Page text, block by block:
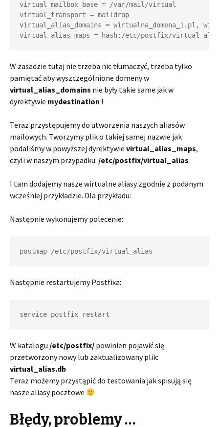
virtual_mailbox_base = /var/mail/virtual
virtual_transport = maildrop
virtual_alias_domains = wirtualna_domena_1.pl,
W zasadzie tutaj nie trzeba nic tłumaczyć, trzeba tylko
pamiętać aby wyszczególnione domeny w
virtual_alias_domains nie były takie same jak w
dyrektywie mydestination !
Teraz przystępujemy do utworzenia naszych aliasów
mailowych. Tworzymy plik o takiej samej nazwie jak
podaliśmy w powyższej dyrektywie virtual_alias_maps,
czyli w naszym przypadku: /etc/postfix/virtual_alias
I tam dodajemy nasze wirtualne aliasy zgodnie z podanym
wcześniej przykładzie. Dla przykładu:
Następnie wykonujemy polecenie:
postmap /etc/postfix/virtual_alias
Następnie restartujemy Postfixa:
service postfix restart
W katalogu /etc/postfix/ powinien pojawić się
przetworzony nowy lub zaktualizowany plik:
virtual_alias.db
Teraz możemy przystąpić do testowania jak spisują się
nasze aliasy pocztowe
Błędy, problemy …